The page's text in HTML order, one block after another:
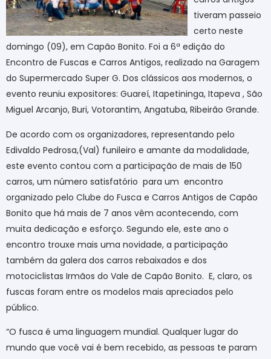
tiveram passeio
certo neste
domingo (09), em Capão Bonito. Foi a 6ª edição do
Encontro de Fuscas e Carros Antigos, realizado na Garagem
do Supermercado Super G. Dos clássicos aos modernos, o
evento reuniu expositores: Guareí, Itapetininga, Itapeva , São
Miguel Arcanjo, Buri, Votorantim, Angatuba, Ribeirão Grande.
De acordo com os organizadores, representando pelo
Edivaldo Pedrosa,(Val) funileiro e amante da modalidade,
este evento contou com a participação de mais de 150
carros, um número satisfatório para um encontro
organizado pelo Clube do Fusca e Carros Antigos de Capão
Bonito que há mais de 7 anos vêm acontecendo, com
muita dedicação e esforço. Segundo ele, este ano o
encontro trouxe mais uma novidade, a participação
também da galera dos carros rebaixados e dos
motociclistas Irmãos do Vale de Capão Bonito. E, claro, os
fuscas foram entre os modelos mais apreciados pelo
público.
“O fusca é uma linguagem mundial. Qualquer lugar do
mundo que você vai é bem recebido, as pessoas te param